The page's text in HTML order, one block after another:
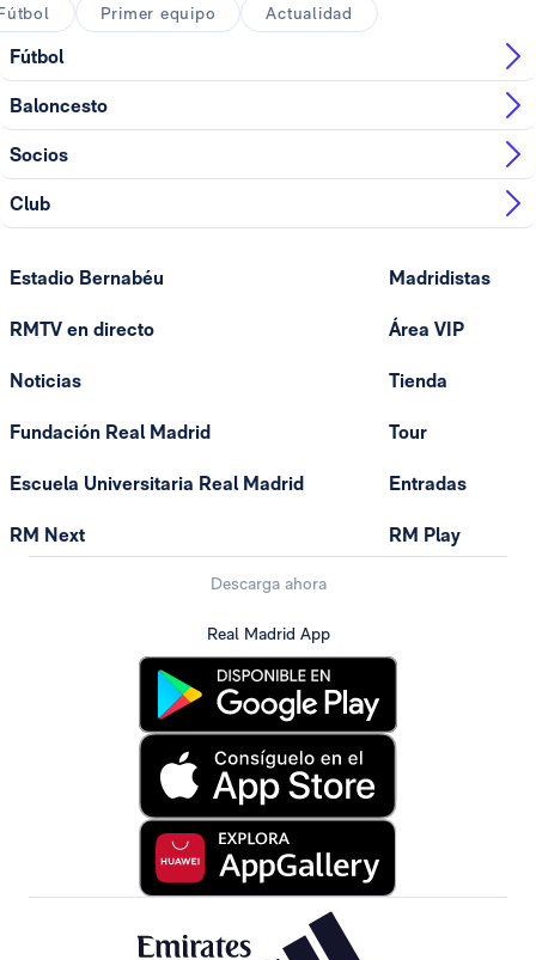
Primer equipo Actualidad
Fútbol
Baloncesto
Socios
Club
Estadio Bernabéu
RMTV en directo
Noticias
Fundación Real Madrid
Escuela Universitaria Real Madrid
RM Next
Madridistas
Área VIP
Tienda
Tour
Entradas
RM Play
Descarga ahora
Real Madrid App